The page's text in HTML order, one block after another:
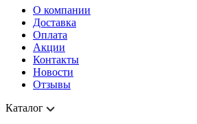
О компании
Доставка
Оплата
Акции
Контакты
Новости
Отзывы
Каталог